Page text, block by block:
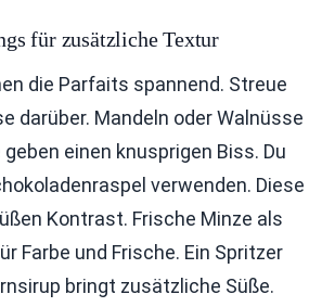
für zusätzliche Textur
die Parfaits spannend. Streue
darüber. Mandeln oder Walnüsse
einen knusprigen Biss. Du
verwenden. Diese
Kontrast. Frische Minze als
Farbe und Frische. Ein Spritzer
bringt zusätzliche Süße.